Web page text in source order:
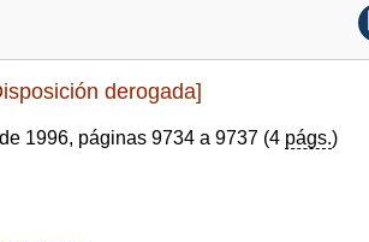
derogada]
1996, páginas 9734 a 9737 (4 págs.)